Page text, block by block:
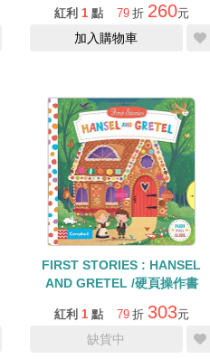
紅利 1 點 79 折 260元
加入購物車
FIRST STORIES : HANSEL
AND GRETEL /硬頁操作書
紅利 1 點 79 折 303元
缺貨中